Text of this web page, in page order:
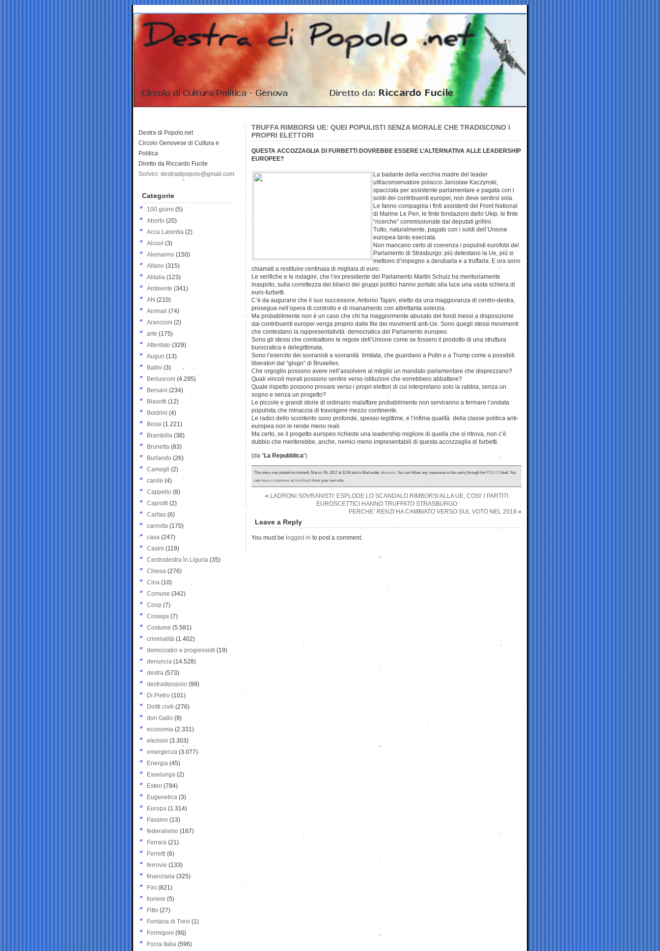
TRUFFA RIMBORSI UE: QUEI POPULISTI SENZA MORALE CHE TRADISCONO I
PROPRI ELETTORI
QUESTA ACCOZZAGLIA DI FURBETTI DOVREBBE ESSERE L’ALTERNATIVA ALLE LEADERSHIP
EUROPEE?
La badante della vecchia madre del leader
ultraconservatore polacco Jaroslaw Kaczynski,
spacciata per assistente parlamentare e pagata con i
soldi dei contribuenti europei, non deve sentirsi sola.
Le fanno compagnia i finti assistenti del Front National
di Marine Le Pen, le finte fondazioni dello Ukip, le finte
“ricerche” commissionate dai deputati grillini.
Tutto, naturalmente, pagato con i soldi dell’Unione
europea tanto esecrata.
Non mancano certo di coerenza i populisti eurofobi del
Parlamento di Strasburgo: più detestano la Ue, più si
mettono d’impegno a derubarla e a truffarla. E ora sono
chiamati a restituire centinaia di migliaia di euro.
Le verifiche e le indagini, che l’ex presidente del Parlamento Martin Schulz ha meritoriamente
inasprito, sulla correttezza dei bilanci dei gruppi politici hanno portato alla luce una vasta schiera di
euro-furbetti.
C’è da augurarsi che il suo successore, Antonio Tajani, eletto da una maggioranza di centro-destra,
prosegua nell’opera di controllo e di risanamento con altrettanta solerzia.
Ma probabilmente non è un caso che chi ha maggiormente abusato dei fondi messi a disposizione
dai contribuenti europei venga proprio dalle file dei movimenti anti-Ue. Sono quegli stessi movimenti
che contestano la rappresentatività democratica del Parlamento europeo.
Sono gli stessi che combattono le regole dell’Unione come se fossero il prodotto di una struttura
burocratica e delegittimata.
Sono l’esercito dei sovranisti a sovranità limitata, che guardano a Putin o a Trump come a possibili
liberatori dal “giogo” di Bruxelles.
Che orgoglio possono avere nell’assolvere al meglio un mandato parlamentare che disprezzano?
Quali vincoli morali possono sentire verso istituzioni che vorrebbero abbattere?
Quale rispetto possono provare verso i propri elettori di cui interpretano solo la rabbia, senza un
sogno e senza un progetto?
Le piccole e grandi storie di ordinario malaffare probabilmente non serviranno a fermare l’ondata
populista che minaccia di travolgere mezzo continente.
Le radici dello scontento sono profonde, spesso legittime, e l’infima qualità della classe politica anti-
europea non le rende meno reali.
Ma certo, se il progetto europeo richiede una leadership migliore di quella che si ritrova, non c’è
dubbio che meriterebbe, anche, nemici meno impresentabili di questa accozzaglia di furbetti.
(da “La Repubblica“)
This entry was posted on martedì, Marzo 7th, 2017 at 11:54 and is filed underdenuncia. You can follow any responses to this entry through theRSS 2.0feed. You
canleave a response, ortrackbackfrom your own site.
« LADRONI SOVRANISTI: ESPLODE LO SCANDALO RIMBORSI ALLA UE, COSI’ I PARTITI
EUROSCETTICI HANNO TRUFFATO STRASBURGO
PERCHE’ RENZI HA CAMBIATO VERSO SUL VOTO NEL 2018 »
Leave a Reply
You must be logged in to post a comment.
Destra di Popolo.net
Circolo Genovese di Cultura e
Politica
Diretto da Riccardo Fucile
Scrivici: destradipopolo@gmail.com
Categorie
100 giorni (5)
Aborto (20)
Acca Larentia (2)
Alcool (3)
Alemanno (150)
Alfano (315)
Alitalia (123)
Ambiente (341)
AN (210)
Animali (74)
Arancioni (2)
arte (175)
Attentato (329)
Auguri (13)
Batini (3)
Berlusconi (4.295)
Bersani (234)
Biasotti (12)
Boldrini (4)
Bossi (1.221)
Brambilla (38)
Brunetta (83)
Burlando (26)
Camogli (2)
canile (4)
Cappello (8)
Caprotti (2)
Caritas (6)
carovita (170)
casa (247)
Casini (119)
Centrodestra in Liguria (35)
Chiesa (276)
Cina (10)
Comune (342)
Coop (7)
Cossiga (7)
Costume (5.581)
criminalità (1.402)
democratici e progressisti (19)
denuncia (14.528)
destra (573)
destradipopolo (99)
Di Pietro (101)
Diritti civili (276)
don Gallo (9)
economia (2.331)
elezioni (3.303)
emergenza (3.077)
Energia (45)
Esselunga (2)
Esteri (784)
Eugenetica (3)
Europa (1.314)
Fassino (13)
federalismo (167)
Ferrara (21)
Ferretti (6)
ferrovie (133)
finanziaria (325)
Fini (821)
fioriere (5)
Fitto (27)
Fontana di Trevi (1)
Formigoni (90)
Forza Italia (596)